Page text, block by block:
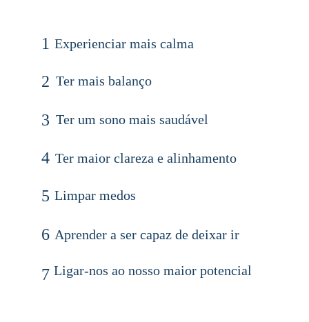
1 Experienciar mais calma
2 Ter mais balanço
3 Ter um sono mais saudável
4 Ter maior clareza e alinhamento
5 Limpar medos
6 Aprender a ser capaz de deixar ir
7 Ligar-nos ao nosso maior potencial